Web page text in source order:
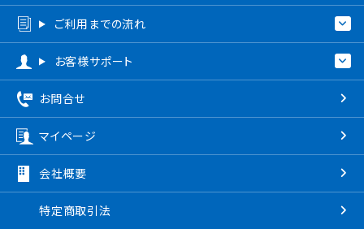
ご利用までの流れ
お客様サポート
お問合せ
マイページ
会社概要
特定商取引法